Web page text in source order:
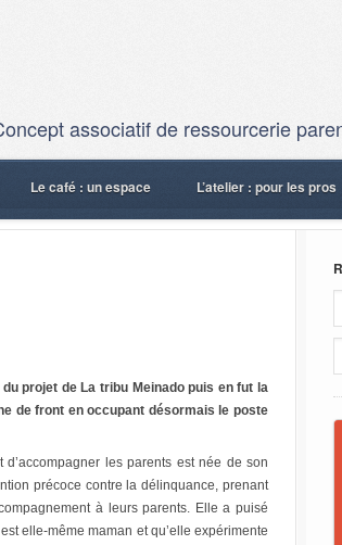
associatif de ressourcerie
Le café : un espace L’atelier : pour les pros
projet de La tribu Meinado puis en fut la
de front en occupant désormais le poste
les parents est née de son
précoce contre la délinquance, prenant
à leurs parents. Elle a puisé
elle-même maman et qu’elle expérimente